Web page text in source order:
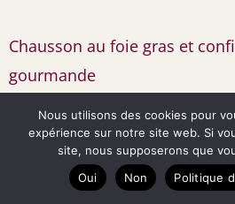
Chausson au foie gras et
gourmande
Théodore Barbechêne 26 mai 2026
Il y a des recettes qui, dès la
histoire. Le chausson au
Nous utilisons des cookies pour
expérience sur notre site web. Si
site, nous supposerons que
Oui
Non Politique